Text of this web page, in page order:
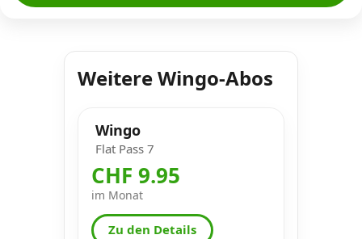
Weitere Wingo-Abos
Wingo
Flat Pass 7
CHF 9.95
im Monat
Zu den Details